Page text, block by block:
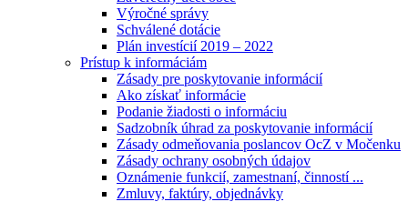
Výročné správy
Schválené dotácie
Plán investícií 2019 – 2022
Prístup k informáciám
Zásady pre poskytovanie informácií
Ako získať informácie
Podanie žiadosti o informáciu
Sadzobník úhrad za poskytovanie informácií
Zásady odmeňovania poslancov OcZ v Močenku
Zásady ochrany osobných údajov
Oznámenie funkcií, zamestnaní, činností ...
Zmluvy, faktúry, objednávky